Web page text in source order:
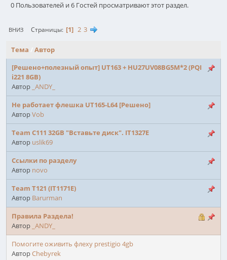
0 Пользователей и 6 Гостей просматривают этот раздел.
ВНИЗ Страницы 1 2 3
Тема
Автор
[Решено+полезный опыт] UT163 + HU27UV08BG5M*2 (PQI
i221 8GB)
Автор _ANDY_
Не работает флешка UT165-L64 [Решено]
АвторVob
Team C111 32GB "Вставьте диск". IT1327E
Автор uslik69
Ссылки по разделу
Автор novo
Team T121 (IT1171E)
Автор Barurman
Правила Раздела!
Автор _ANDY_
Помогите оживить флеху prestigio 4gb
АвторChebyrek